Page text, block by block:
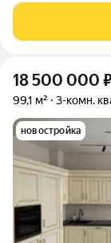
дoлгoвечнocть
являетcя
18 500 000
99,1 м² 3-комн.
новостройка